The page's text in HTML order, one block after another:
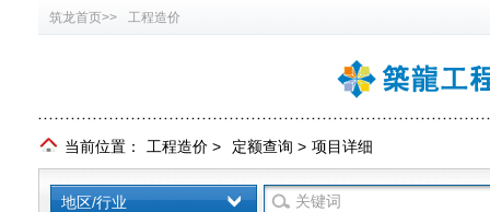
筑龙首页>> 工程造价
当前位置： 工程造价 > 定额查询 > 项目详细
地区/行业